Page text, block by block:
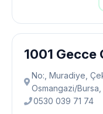
1001 Gecce
No:, Muradiye,
Osmangazi̇/
0530 039 71 74